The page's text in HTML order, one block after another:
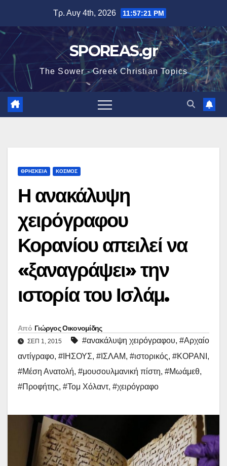
περιεχόμενο
Τρ. Αυγ 4th, 2026 11:57:22 PM
SPOREAS.gr
The Sower - Greek Christian Topics
ΘΡΗΣΚΕΙΑ ΚΟΣΜΟΣ
Η ανακάλυψη
χειρόγραφου
Κορανίου απειλεί να
«ξαναγράψει» την
ιστορία του Ισλάμ.
Από Γιώργος Οικονομίδης
ΣΕΠ 1, 2015 #ανακάλυψη χειρόγραφου, #Αρχαίο
αντίγραφο, #ΙΗΣΟΥΣ, #ΙΣΛΑΜ, #ιστορικός, #ΚΟΡΑΝΙ ,
#Μέση Ανατολή, #μουσουλμανική πίστη, #Μωάμεθ,
#Προφήτης, #Τομ Χόλαντ, #χειρόγραφο